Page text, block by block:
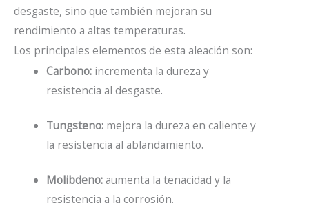
desgaste, sino que también mejoran su
rendimiento a altas temperaturas.
Los principales elementos de esta aleación son:
Carbono:incrementa la dureza y
resistencia al desgaste.
Tungsteno:mejora la dureza en caliente y
la resistencia al ablandamiento.
Molibdeno:aumenta la tenacidad y la
resistencia a la corrosión.